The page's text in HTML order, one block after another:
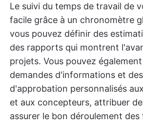
Le suivi du temps de travail de
facile grâce à un chronomètre
vous pouvez définir des
des rapports qui montrent
projets. Vous pouvez
demandes d'informations et
d'approbation personnalisés
et aux concepteurs, attribuer
assurer le bon déroulement